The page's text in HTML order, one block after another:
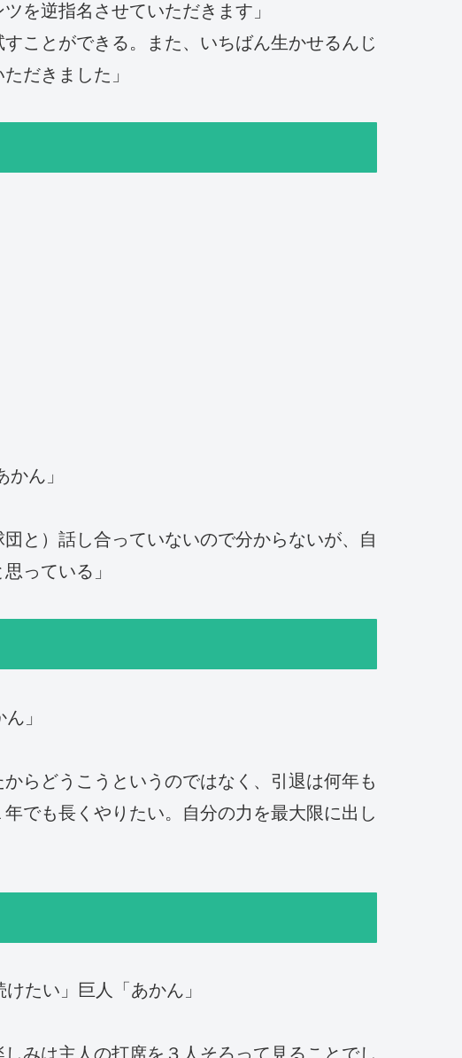
を逆指名させていただきます」
ことができる。また、いちばん生かせるんじ
だきました」
ん」
と）話し合っていないので分からないが、自
っている」
」
らどうこうというのではなく、引退は何年も
でも長くやりたい。自分の力を最大限に出し
たい」巨人「あかん」
みは主人の打席を３人そろって見ることでし